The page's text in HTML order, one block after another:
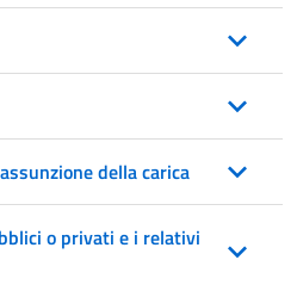
della carica
o privati e i relativi